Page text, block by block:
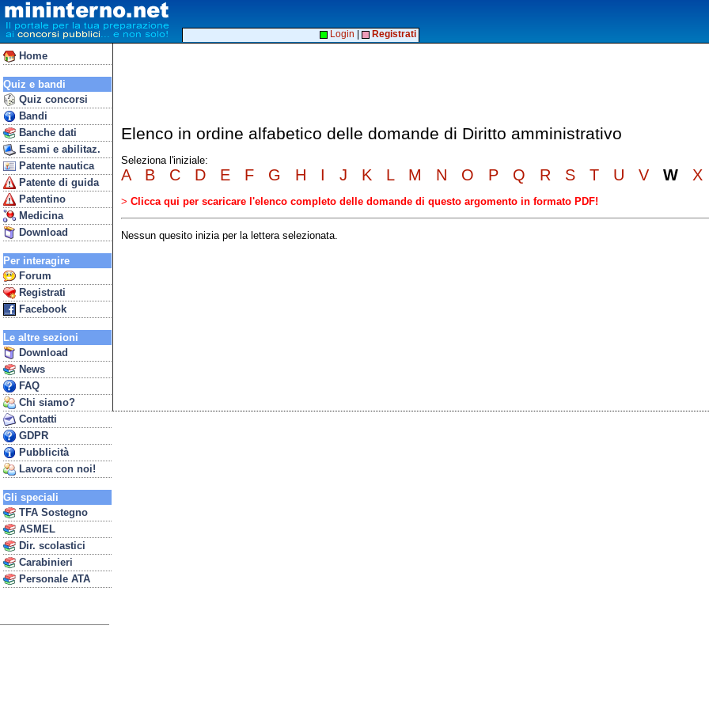
Home
Quiz e bandi
Quiz concorsi
Bandi
Banche dati
Esami e abilitaz.
Patente nautica
Patente di guida
Patentino
Medicina
Download
Per interagire
Forum
Registrati
Facebook
Le altre sezioni
Download
News
FAQ
Chi siamo?
Contatti
GDPR
Pubblicità
Lavora con noi!
Gli speciali
TFA Sostegno
ASMEL
Dir. scolastici
Carabinieri
Personale ATA
Login Registrati
Elenco in ordine alfabetico delle domande di Diritto amministrativo
Seleziona l'iniziale:
A B C D E F G H I J K L M N O P Q R S T U V W X
> Clicca qui per scaricare l'elenco completo delle domande di questo argomento in formato PDF!
Nessun quesito inizia per la lettera selezionata.